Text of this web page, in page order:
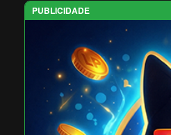
PUBLICIDADE